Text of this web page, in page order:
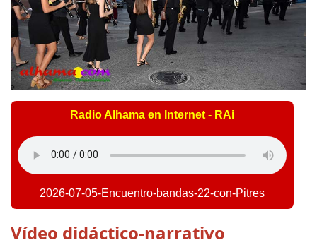
Radio Alhama en Internet - RAi
2026-07-05-Encuentro-bandas-22-con-Pitres
Vídeo didáctico-narrativo